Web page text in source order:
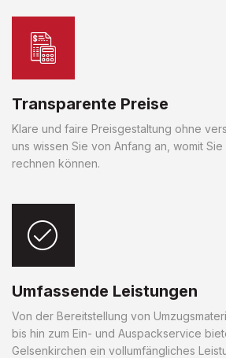
Transparente Preise
Klare und faire Preisgestaltung ohne
uns wissen Sie von Anfang an, womit
rechnen können.
Umfassende Leistungen
Von der Bereitstellung von
bis hin zum Ein- und Auspackservice
Gelsenkirchen ein vollumfängliches